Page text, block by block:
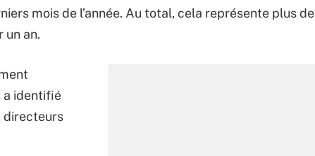
mois de l’année. Au total, cela représente plus de
un an.
a identifié
directeurs